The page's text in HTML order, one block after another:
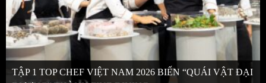
TẬP 1 TOP CHEF VIỆT NAM 2026 BIẾN “QUÁI VẬT ĐẠI